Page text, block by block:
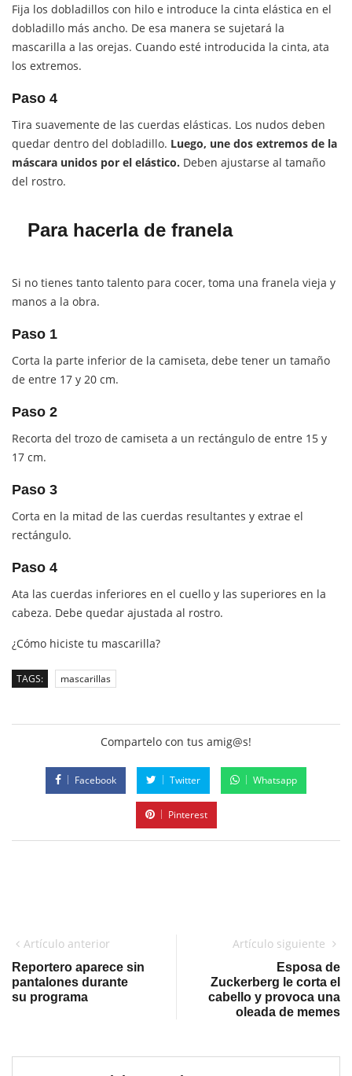
Fija los dobladillos con hilo e introduce la cinta elástica en el
dobladillo más ancho. De esa manera se sujetará la
mascarilla a las orejas. Cuando esté introducida la cinta, ata
los extremos.
Paso 4
Tira suavemente de las cuerdas elásticas. Los nudos deben
quedar dentro del dobladillo. Luego, une dos extremos de la
máscara unidos por el elástico. Deben ajustarse al tamaño
del rostro.
Para hacerla de franela
Si no tienes tanto talento para cocer, toma una franela vieja y
manos a la obra.
Paso 1
Corta la parte inferior de la camiseta, debe tener un tamaño
de entre 17 y 20 cm.
Paso 2
Recorta del trozo de camiseta a un rectángulo de entre 15 y
17 cm.
Paso 3
Corta en la mitad de las cuerdas resultantes y extrae el
rectángulo.
Paso 4
Ata las cuerdas inferiores en el cuello y las superiores en la
cabeza. Debe quedar ajustada al rostro.
¿Cómo hiciste tu mascarilla?
TAGS: mascarillas
Compartelo con tus amig@s!
Facebook Twitter Whatsapp
Pinterest
Artículo anterior
Reportero aparece sin
pantalones durante
su programa
Artículo siguiente
Esposa de
Zuckerberg le corta el
cabello y provoca una
oleada de memes